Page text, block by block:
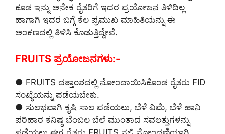
ಕೂಡ ಇನ್ನು ಅನೇಕ ರೈತರಿಗೆ ಇದರ ಪ್ರಯೋಜನ ತಿಳಿದಿಲ್ಲ
ಹಾಗಾಗಿ ಇದರ ಬಗ್ಗೆ ಕೆಲ ಪ್ರಮುಖ ಮಾಹಿತಿಯನ್ನು ಈ
ಅಂಕಣದಲ್ಲಿ ತಿಳಿಸಿ ಕೊಡುತ್ತಿದ್ದೇವೆ.
FRUITS ಪ್ರಯೋಜನಗಳು:-
● FRUITS ದತ್ತಾಂಶದಲ್ಲಿ ನೋಂದಾಯಿಸಿಕೊಂಡ ರೈತರು FID
ಸಂಖ್ಯೆಯನ್ನು ಪಡೆಯಬೇಕು.
● ಸುಲಭವಾಗಿ ಕೃಷಿ ಸಾಲ ಪಡೆಯಲು, ಬೆಳೆ ವಿಮೆ, ಬೆಳೆ ಹಾನಿ
ಪರಿಹಾರ ಕನಿಷ್ಠ ಬೆಂಬಲ ಬೆಲೆ ಮುಂತಾದ ಸವಲತ್ತುಗಳನ್ನು